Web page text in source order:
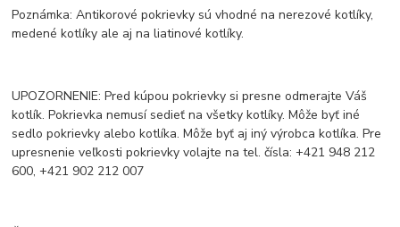
Poznámka: Antikorové pokrievky sú vhodné na nerezové kotlíky,
medené kotlíky ale aj na liatinové kotlíky.
UPOZORNENIE: Pred kúpou pokrievky si presne odmerajte Váš
kotlík. Pokrievka nemusí sedieť na všetky kotlíky. Môže byť iné
sedlo pokrievky alebo kotlíka. Môže byť aj iný výrobca kotlíka. Pre
upresnenie veľkosti pokrievky volajte na tel. čísla: +421 948 212
600, +421 902 212 007